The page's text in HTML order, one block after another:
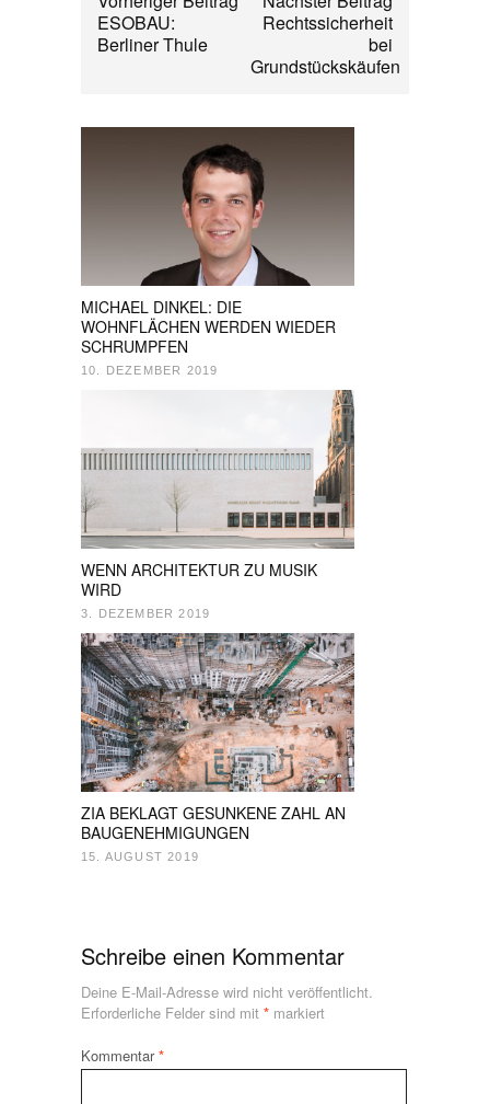
ESOBAU:
Berliner Thule
Rechtssicherheit
bei
Grundstückskäufen
MICHAEL DINKEL: DIE
WOHNFLÄCHEN WERDEN WIEDER
SCHRUMPFEN
10. DEZEMBER 2019
WENN ARCHITEKTUR ZU MUSIK
WIRD
3. DEZEMBER 2019
ZIA BEKLAGT GESUNKENE ZAHL AN
BAUGENEHMIGUNGEN
15. AUGUST 2019
Schreibe einen Kommentar
Deine E-Mail-Adresse wird nicht veröffentlicht.
Erforderliche Felder sind mit * markiert
Kommentar*